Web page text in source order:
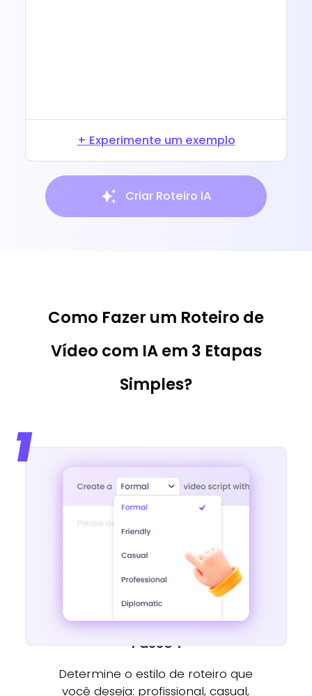
+ Experimente um exemplo
Criar Roteiro lA
Como Fazer um Roteiro de
Vídeo com IA em 3 Etapas
Simples?
1
Passo 1
Determine o estilo de roteiro que
você deseja: profissional, casual,